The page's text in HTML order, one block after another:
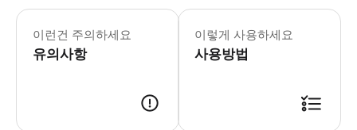
이런건 주의하세요
유의사항
저희 코스는 반드시 방문하시는 인원
이렇게 사용하세요
사용방법